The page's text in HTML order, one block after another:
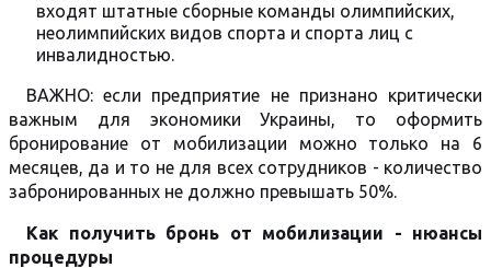
входят штатные сборные команды олимпийских,
неолимпийских видов спорта и спорта лиц с
инвалидностью.
ВАЖНО: если предприятие не признано критически
важным для экономики Украины, то оформить
бронирование от мобилизации можно только на 6
месяцев, да и то не для всех сотрудников - количество
забронированных не должно превышать 50%.
Как получить бронь от мобилизации - нюансы
процедуры